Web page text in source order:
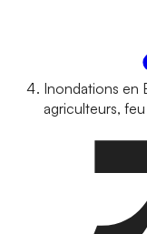
Inondations en
agriculteurs,